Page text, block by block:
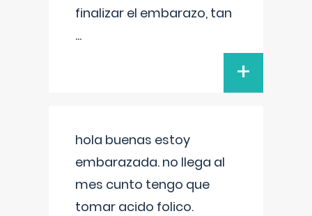
finalizar el embarazo, tan
...
+
hola buenas estoy
embarazada. no llega al
mes cunto tengo que
tomar acido folico.